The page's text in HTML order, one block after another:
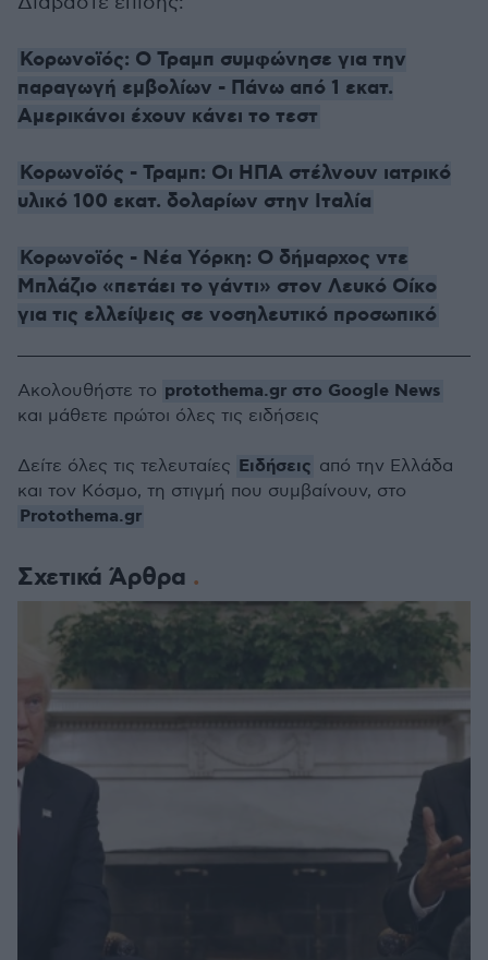
Κορωνοϊός: Ο Τραμπ συμφώνησε για την
παραγωγή εμβολίων - Πάνω από 1 εκατ.
Αμερικάνοι έχουν κάνει το τεστ
Κορωνοϊός - Τραμπ: Οι ΗΠΑ στέλνουν ιατρικό
υλικό 100 εκατ. δολαρίων στην Ιταλία
Κορωνοϊός - Νέα Υόρκη: Ο δήμαρχος ντε
Μπλάζιο «πετάει το γάντι» στον Λευκό Οίκο
για τις ελλείψεις σε νοσηλευτικό προσωπικό
Σχετικά Άρθρα
Ακολουθήστε το protothema.gr στο Google News
και μάθετε πρώτοι όλες τις ειδήσεις
Δείτε όλες τις τελευταίες Ειδήσεις από την Ελλάδα
και τον Κόσμο, τη στιγμή που συμβαίνουν, στο
Protothema.gr